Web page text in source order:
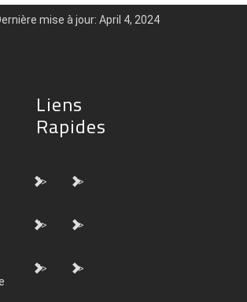
mise à jour: April 4, 2024
Liens
Rapides
"> ">
"> ">
"> ">